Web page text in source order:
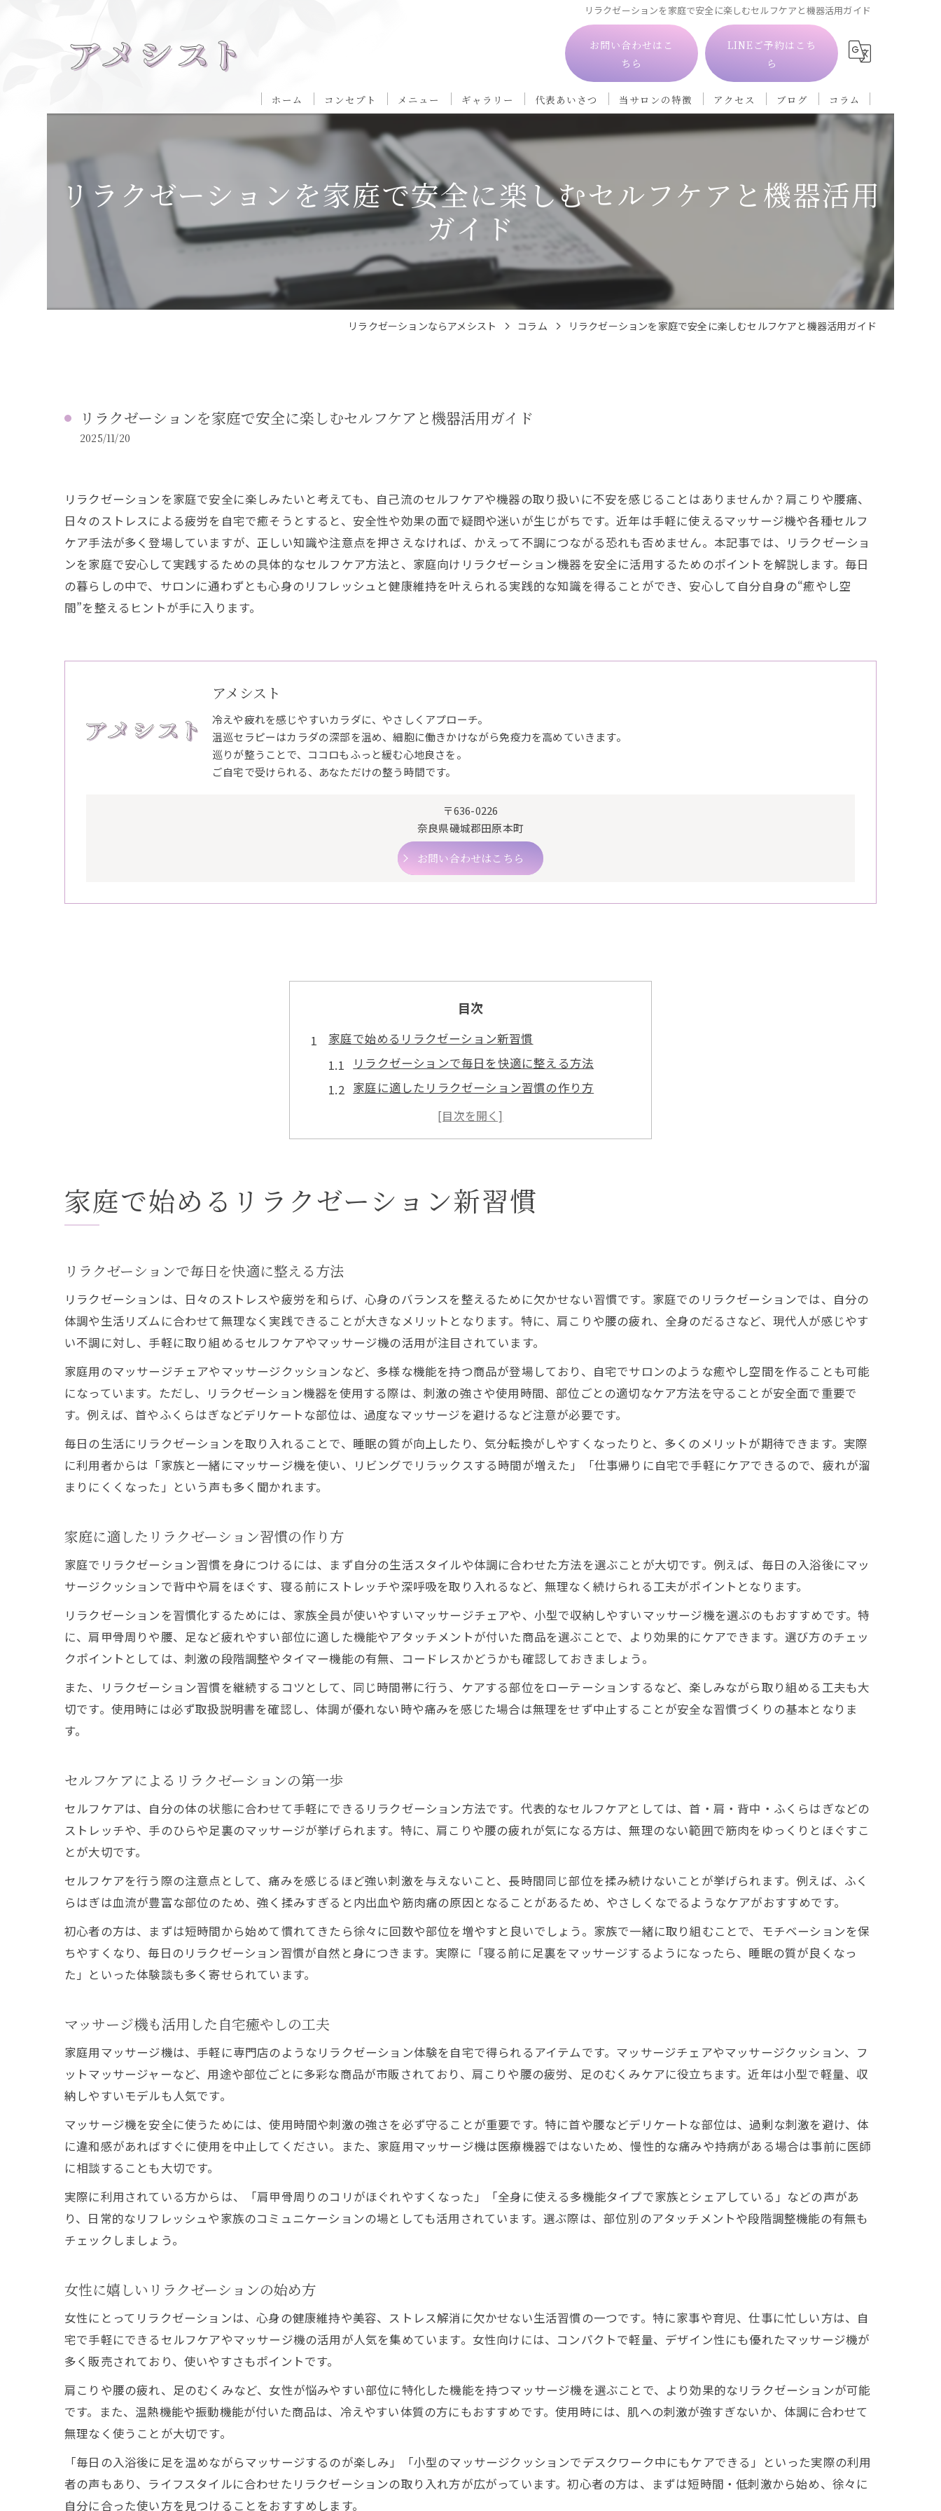
リラクゼーションを家庭で安全に楽しむセルフケアと機器活用ガイド
お問い合わせはこ
ちら
LINEご予約はこち
ら
ホーム コンセプト メニュー ギャラリー 代表あいさつ 当サロンの特徴
ダイエット
冷え
肩こり
アクセス ブログ コラム
リラクゼーションを家庭で安全に楽しむセルフケアと機器活用
ガイド
リラクゼーションならアメシスト コラム リラクゼーションを家庭で安全に楽しむセルフケアと機器活用ガイド
リラクゼーションを家庭で安全に楽しむセルフケアと機器活用ガイド
2025/11/20
リラクゼーションを家庭で安全に楽しみたいと考えても、自己流のセルフケアや機器の取り扱いに不安を感じることはありませんか？肩こりや腰痛、
日々のストレスによる疲労を自宅で癒そうとすると、安全性や効果の面で疑問や迷いが生じがちです。近年は手軽に使えるマッサージ機や各種セルフ
ケア手法が多く登場していますが、正しい知識や注意点を押さえなければ、かえって不調につながる恐れも否めません。本記事では、リラクゼーショ
ンを家庭で安心して実践するための具体的なセルフケア方法と、家庭向けリラクゼーション機器を安全に活用するためのポイントを解説します。毎日
の暮らしの中で、サロンに通わずとも心身のリフレッシュと健康維持を叶えられる実践的な知識を得ることができ、安心して自分自身の“癒やし空
間”を整えるヒントが手に入ります。
アメシスト
冷えや疲れを感じやすいカラダに、やさしくアプローチ。
温巡セラピーはカラダの深部を温め、細胞に働きかけながら免疫力を高めていきます。
巡りが整うことで、ココロもふっと緩む心地良さを。
ご自宅で受けられる、あなただけの整う時間です。
〒636-0226
奈良県磯城郡田原本町
お問い合わせはこちら
目次
家庭で始めるリラクゼーション新習慣
リラクゼーションで毎日を快適に整える方法
家庭に適したリラクゼーション習慣の作り方
セルフケアによるリラクゼーションの第一歩
マッサージ機も活用した自宅癒やしの工夫
セルフケアで実現する癒しのポイントを解説
リラクゼーションを高めるセルフケアの基本
女性目線のリラクゼーションセルフケア実践法
マッサージ機活用で安全にリラックスする方法
マッサージ機の正しい使用とリラクゼーション効果
小型マッサージ機で手軽にリラクゼーション
家庭用マッサージチェアでの注意とコツ
肩こりや腰の疲れを家庭でリラクゼーション解消
リラクゼーションが叶える毎日の心身リセット術
リラクゼーションで心身バランスを保つ方法
マッサージチェア活用で日々の疲れをリセット
安心して使える家庭用ケア機器の選び方
マッサージチェアと小型機器の特徴比較
安全性を重視したリラクゼーション機器の見極め
肩や腰に効くマッサージ機の選び方ポイント
家庭で始めるリラクゼーション新習慣
リラクゼーションで毎日を快適に整える方法
リラクゼーションは、日々のストレスや疲労を和らげ、心身のバランスを整えるために欠かせない習慣です。家庭でのリラクゼーションでは、自分の
体調や生活リズムに合わせて無理なく実践できることが大きなメリットとなります。特に、肩こりや腰の疲れ、全身のだるさなど、現代人が感じやす
い不調に対し、手軽に取り組めるセルフケアやマッサージ機の活用が注目されています。
家庭用のマッサージチェアやマッサージクッションなど、多様な機能を持つ商品が登場しており、自宅でサロンのような癒やし空間を作ることも可能
になっています。ただし、リラクゼーション機器を使用する際は、刺激の強さや使用時間、部位ごとの適切なケア方法を守ることが安全面で重要で
す。例えば、首やふくらはぎなどデリケートな部位は、過度なマッサージを避けるなど注意が必要です。
毎日の生活にリラクゼーションを取り入れることで、睡眠の質が向上したり、気分転換がしやすくなったりと、多くのメリットが期待できます。実際
に利用者からは「家族と一緒にマッサージ機を使い、リビングでリラックスする時間が増えた」「仕事帰りに自宅で手軽にケアできるので、疲れが溜
まりにくくなった」という声も多く聞かれます。
家庭に適したリラクゼーション習慣の作り方
家庭でリラクゼーション習慣を身につけるには、まず自分の生活スタイルや体調に合わせた方法を選ぶことが大切です。例えば、毎日の入浴後にマッ
サージクッションで背中や肩をほぐす、寝る前にストレッチや深呼吸を取り入れるなど、無理なく続けられる工夫がポイントとなります。
リラクゼーションを習慣化するためには、家族全員が使いやすいマッサージチェアや、小型で収納しやすいマッサージ機を選ぶのもおすすめです。特
に、肩甲骨周りや腰、足など疲れやすい部位に適した機能やアタッチメントが付いた商品を選ぶことで、より効果的にケアできます。選び方のチェッ
クポイントとしては、刺激の段階調整やタイマー機能の有無、コードレスかどうかも確認しておきましょう。
また、リラクゼーション習慣を継続するコツとして、同じ時間帯に行う、ケアする部位をローテーションするなど、楽しみながら取り組める工夫も大
切です。使用時には必ず取扱説明書を確認し、体調が優れない時や痛みを感じた場合は無理をせず中止することが安全な習慣づくりの基本となりま
す。
セルフケアによるリラクゼーションの第一歩
セルフケアは、自分の体の状態に合わせて手軽にできるリラクゼーション方法です。代表的なセルフケアとしては、首・肩・背中・ふくらはぎなどの
ストレッチや、手のひらや足裏のマッサージが挙げられます。特に、肩こりや腰の疲れが気になる方は、無理のない範囲で筋肉をゆっくりとほぐすこ
とが大切です。
セルフケアを行う際の注意点として、痛みを感じるほど強い刺激を与えないこと、長時間同じ部位を揉み続けないことが挙げられます。例えば、ふく
らはぎは血流が豊富な部位のため、強く揉みすぎると内出血や筋肉痛の原因となることがあるため、やさしくなでるようなケアがおすすめです。
初心者の方は、まずは短時間から始めて慣れてきたら徐々に回数や部位を増やすと良いでしょう。家族で一緒に取り組むことで、モチベーションを保
ちやすくなり、毎日のリラクゼーション習慣が自然と身につきます。実際に「寝る前に足裏をマッサージするようになったら、睡眠の質が良くなっ
た」といった体験談も多く寄せられています。
マッサージ機も活用した自宅癒やしの工夫
家庭用マッサージ機は、手軽に専門店のようなリラクゼーション体験を自宅で得られるアイテムです。マッサージチェアやマッサージクッション、フ
ットマッサージャーなど、用途や部位ごとに多彩な商品が市販されており、肩こりや腰の疲労、足のむくみケアに役立ちます。近年は小型で軽量、収
納しやすいモデルも人気です。
マッサージ機を安全に使うためには、使用時間や刺激の強さを必ず守ることが重要です。特に首や腰などデリケートな部位は、過剰な刺激を避け、体
に違和感があればすぐに使用を中止してください。また、家庭用マッサージ機は医療機器ではないため、慢性的な痛みや持病がある場合は事前に医師
に相談することも大切です。
実際に利用されている方からは、「肩甲骨周りのコリがほぐれやすくなった」「全身に使える多機能タイプで家族とシェアしている」などの声があ
り、日常的なリフレッシュや家族のコミュニケーションの場としても活用されています。選ぶ際は、部位別のアタッチメントや段階調整機能の有無も
チェックしましょう。
女性に嬉しいリラクゼーションの始め方
女性にとってリラクゼーションは、心身の健康維持や美容、ストレス解消に欠かせない生活習慣の一つです。特に家事や育児、仕事に忙しい方は、自
宅で手軽にできるセルフケアやマッサージ機の活用が人気を集めています。女性向けには、コンパクトで軽量、デザイン性にも優れたマッサージ機が
多く販売されており、使いやすさもポイントです。
肩こりや腰の疲れ、足のむくみなど、女性が悩みやすい部位に特化した機能を持つマッサージ機を選ぶことで、より効果的なリラクゼーションが可能
です。また、温熱機能や振動機能が付いた商品は、冷えやすい体質の方にもおすすめです。使用時には、肌への刺激が強すぎないか、体調に合わせて
無理なく使うことが大切です。
「毎日の入浴後に足を温めながらマッサージするのが楽しみ」「小型のマッサージクッションでデスクワーク中にもケアできる」といった実際の利用
者の声もあり、ライフスタイルに合わせたリラクゼーションの取り入れ方が広がっています。初心者の方は、まずは短時間・低刺激から始め、徐々に
自分に合った使い方を見つけることをおすすめします。
出張温巡セラピー
LINEご来店予約はこちら
出張温巡セラピー
LINEご来店予約はこちら
出張温巡セラピー
LINEご来店予約はこちら